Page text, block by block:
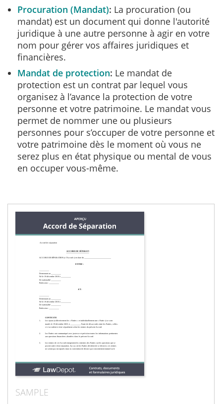
Procuration (Mandat) La procuration (ou
mandat) est un document qui donne l'autorité
juridique à une autre personne à agir en votre
nom pour gérer vos affaires juridiques et
financières.
Mandat de protection Le mandat de
protection est un contrat par lequel vous
organisez à l’avance la protection de votre
personne et votre patrimoine. Le mandat vous
permet de nommer une ou plusieurs
personnes pour s’occuper de votre personne et
votre patrimoine dès le moment où vous ne
serez plus en état physique ou mental de vous
en occuper vous-même.
SAMPLE